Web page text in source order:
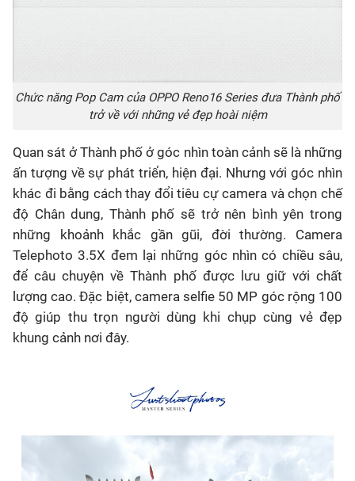
Chức năng Pop Cam của OPPO Reno16 Series đưa Thành phố
trở về với những vẻ đẹp hoài niệm
Quan sát ở Thành phố ở góc nhìn toàn cảnh sẽ là những
ấn tượng về sự phát triển, hiện đại. Nhưng với góc nhìn
khác đi bằng cách thay đổi tiêu cự camera và chọn chế
độ Chân dung, Thành phố sẽ trở nên bình yên trong
những khoảnh khắc gần gũi, đời thường. Camera
Telephoto 3.5X đem lại những góc nhìn có chiều sâu,
để câu chuyện về Thành phố được lưu giữ với chất
lượng cao. Đặc biệt, camera selfie 50 MP góc rộng 100
độ giúp thu trọn người dùng khi chụp cùng vẻ đẹp
khung cảnh nơi đây.